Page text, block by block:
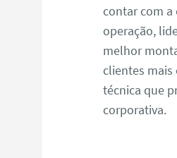
contar com a
operação,
melhor
clientes mais
técnica que
corporativa.